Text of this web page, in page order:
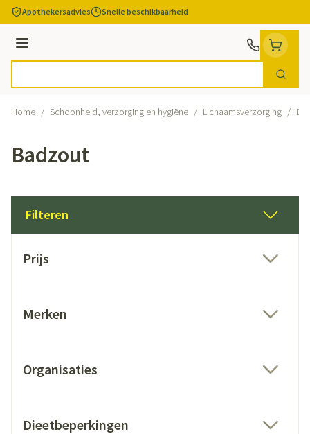
Ga naar de inhoud
Apothekersadvies Snelle beschikbaarheid
Menu
Zoek
Home / Schoonheid, verzorging en hygiëne / Lichaamsverzorging /
Badzout
Filteren
Prijs
Merken
Organisaties
Dieetbeperkingen